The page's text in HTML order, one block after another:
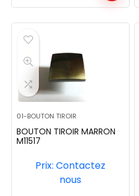
01-BOUTON TIROIR
BOUTON TIROIR MARRON
M11517
Prix: Contactez
nous